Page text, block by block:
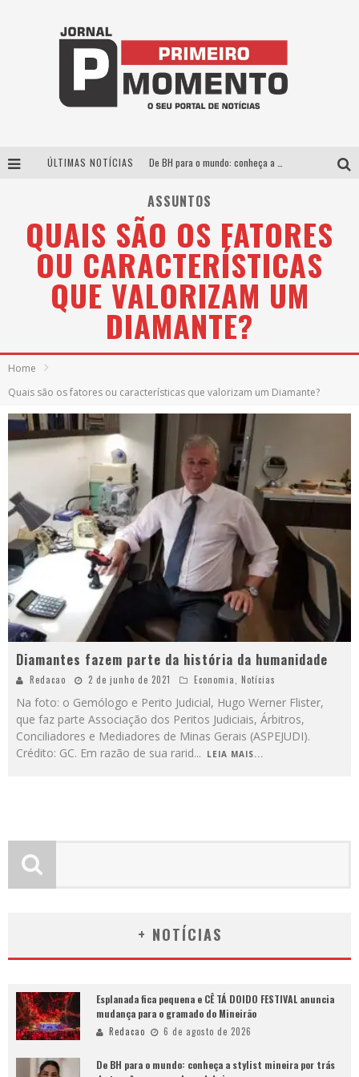
ÚLTIMAS NOTÍCIAS
Exposição “Habitante – Registros de um Bolinho pela Cidade”, de Raquel Bolinho, ocupa a PQNA Galeria Pedro Moraleida, no Palácio das Artes
Esplanada fica pequena e CÊ TÁ DOIDO FESTIVAL anuncia mudança para o gramado do Mineirão
ASSUNTOS
QUAIS SÃO OS FATORES
OU CARACTERÍSTICAS
QUE VALORIZAM UM
DIAMANTE?
Home
Quais são os fatores ou características que valorizam um Diamante?
Diamantes fazem parte da história da humanidade
Redacao 2 de junho de 2021 Economia, Notícias
Na foto: o Gemólogo e Perito Judicial, Hugo Werner Flister,
que faz parte Associação dos Peritos Judiciais, Árbitros,
Conciliadores e Mediadores de Minas Gerais (ASPEJUDI).
Crédito: GC. Em razão de sua rarid... LEIA MAIS...
+ NOTÍCIAS
Esplanada fica pequena e CÊ TÁ DOIDO FESTIVAL anuncia
mudança para o gramado do Mineirão
Redacao 6 de agosto de 2026
De BH para o mundo: conheça a stylist mineira por trás